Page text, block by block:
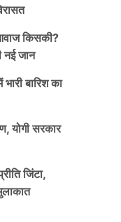
किसकी?
नई जान
बारिश का
योगी सरकार
जिंटा,